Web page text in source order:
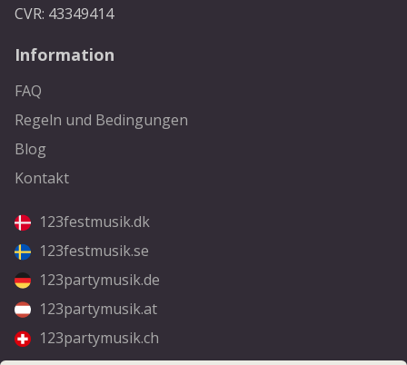
CVR: 43349414
Information
FAQ
Regeln und Bedingungen
Blog
Kontakt
123festmusik.dk
123festmusik.se
123partymusik.de
123partymusik.at
123partymusik.ch